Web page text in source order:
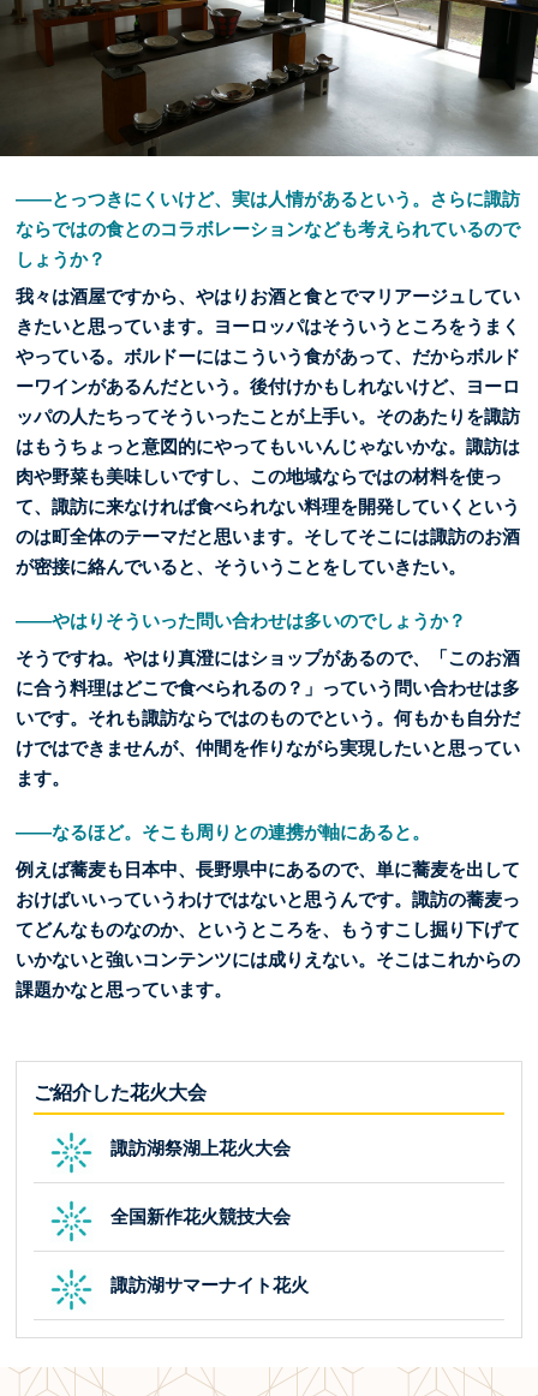
――とっつきにくいけど、実は人情があるという。さらに諏訪
ならではの食とのコラボレーションなども考えられているので
しょうか？
我々は酒屋ですから、やはりお酒と食とでマリアージュしてい
きたいと思っています。ヨーロッパはそういうところをうまく
やっている。ボルドーにはこういう食があって、だからボルド
ーワインがあるんだという。後付けかもしれないけど、ヨーロ
ッパの人たちってそういったことが上手い。そのあたりを諏訪
はもうちょっと意図的にやってもいいんじゃないかな。諏訪は
肉や野菜も美味しいですし、この地域ならではの材料を使っ
て、諏訪に来なければ食べられない料理を開発していくという
のは町全体のテーマだと思います。そしてそこには諏訪のお酒
が密接に絡んでいると、そういうことをしていきたい。
――やはりそういった問い合わせは多いのでしょうか？
そうですね。やはり真澄にはショップがあるので、「このお酒
に合う料理はどこで食べられるの？」っていう問い合わせは多
いです。それも諏訪ならではのものでという。何もかも自分だ
けではできませんが、仲間を作りながら実現したいと思ってい
ます。
――なるほど。そこも周りとの連携が軸にあると。
例えば蕎麦も日本中、長野県中にあるので、単に蕎麦を出して
おけばいいっていうわけではないと思うんです。諏訪の蕎麦っ
てどんなものなのか、というところを、もうすこし掘り下げて
いかないと強いコンテンツには成りえない。そこはこれからの
課題かなと思っています。
ご紹介した花火大会
諏訪湖祭湖上花火大会
全国新作花火競技大会
諏訪湖サマーナイト花火